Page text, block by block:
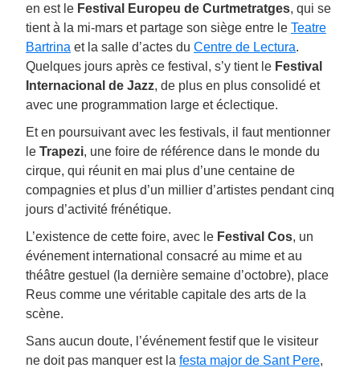
en est le Festival Europeu de Curtmetratges, qui se
tient à la mi-mars et partage son siège entre le Teatre
Bartrina et la salle d’actes du Centre de Lectura.
Quelques jours après ce festival, s’y tient le Festival
Internacional de Jazz, de plus en plus consolidé et
avec une programmation large et éclectique.
Et en poursuivant avec les festivals, il faut mentionner
le Trapezi, une foire de référence dans le monde du
cirque, qui réunit en mai plus d’une centaine de
compagnies et plus d’un millier d’artistes pendant cinq
jours d’activité frénétique.
L’existence de cette foire, avec le Festival Cos, un
événement international consacré au mime et au
théâtre gestuel (la dernière semaine d’octobre), place
Reus comme une véritable capitale des arts de la
scène.
Sans aucun doute, l’événement festif que le visiteur
ne doit pas manquer est la festa major de Sant Pere,